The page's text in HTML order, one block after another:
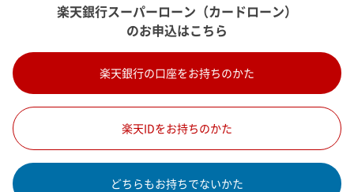
楽天銀行スーパーローン（カードローン）
のお申込はこちら
楽天銀行の口座をお持ちのかた
楽天IDをお持ちのかた
どちらもお持ちでないかた